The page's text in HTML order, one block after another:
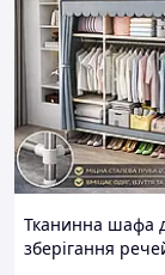
Тканинна шафа
зберігання